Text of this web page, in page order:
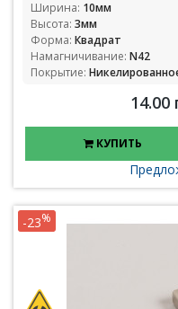
Ширина: 10мм
Высота: 3мм
Форма: Квадрат
Намагничивание: N42
Покрытие:
14.00
КУПИТЬ
-23%